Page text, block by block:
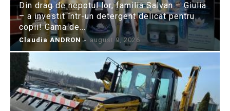
Din drag de nepotul lor, familia Salvan – Giulia
– a investit într-un detergent delicat pentru
copii! Gama de...
Claudia ANDRON - august 9, 2026